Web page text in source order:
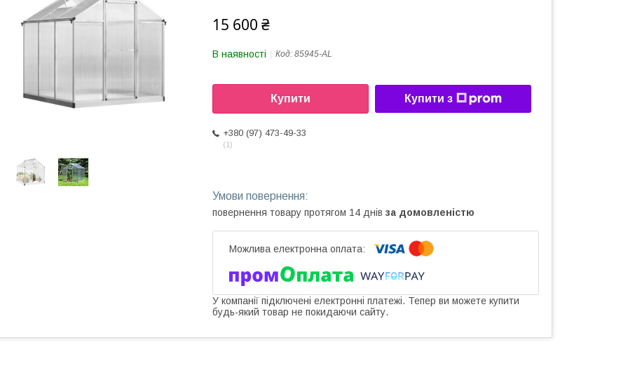
15 600 ₴
В наявності Код: 85945-AL
Купити Купити з
+380 (97) 473-49-33
1
повернення товару протягом 14 днів за домовленістю
У компанії підключені електронні платежі. Тепер ви можете купити
будь-який товар не покидаючи сайту.